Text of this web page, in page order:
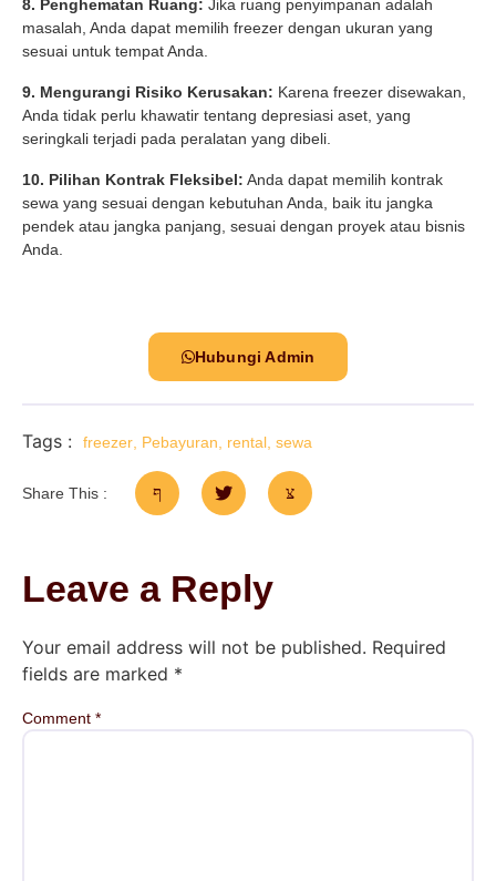
8. Penghematan Ruang: Jika ruang penyimpanan adalah
masalah, Anda dapat memilih freezer dengan ukuran yang
sesuai untuk tempat Anda.
9. Mengurangi Risiko Kerusakan: Karena freezer disewakan,
Anda tidak perlu khawatir tentang depresiasi aset, yang
seringkali terjadi pada peralatan yang dibeli.
10. Pilihan Kontrak Fleksibel: Anda dapat memilih kontrak
sewa yang sesuai dengan kebutuhan Anda, baik itu jangka
pendek atau jangka panjang, sesuai dengan proyek atau bisnis
Anda.
Hubungi Admin
Tags : freezer Pebayuran rental sewa
Share This :
Leave a Reply
Your email address will not be published. Required
fields are marked *
Comment *